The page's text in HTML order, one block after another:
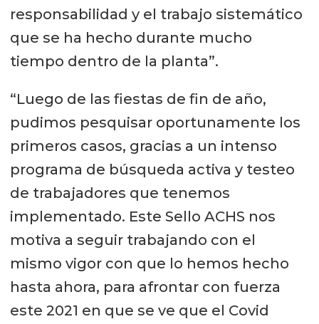
responsabilidad y el trabajo sistemático
que se ha hecho durante mucho
tiempo dentro de la planta”.
“Luego de las fiestas de fin de año,
pudimos pesquisar oportunamente los
primeros casos, gracias a un intenso
programa de búsqueda activa y testeo
de trabajadores que tenemos
implementado. Este Sello ACHS nos
motiva a seguir trabajando con el
mismo vigor con que lo hemos hecho
hasta ahora, para afrontar con fuerza
este 2021 en que se ve que el Covid